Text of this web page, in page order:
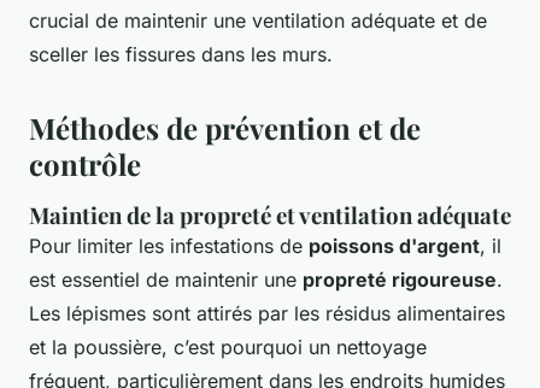
crucial de maintenir une ventilation adéquate et de
sceller les fissures dans les murs.
Méthodes de prévention et de
contrôle
Maintien de la propreté et ventilation adéquate
Pour limiter les infestations de poissons d'argent, il
est essentiel de maintenir une propreté rigoureuse.
Les lépismes sont attirés par les résidus alimentaires
et la poussière, c’est pourquoi un nettoyage
fréquent, particulièrement dans les endroits humides